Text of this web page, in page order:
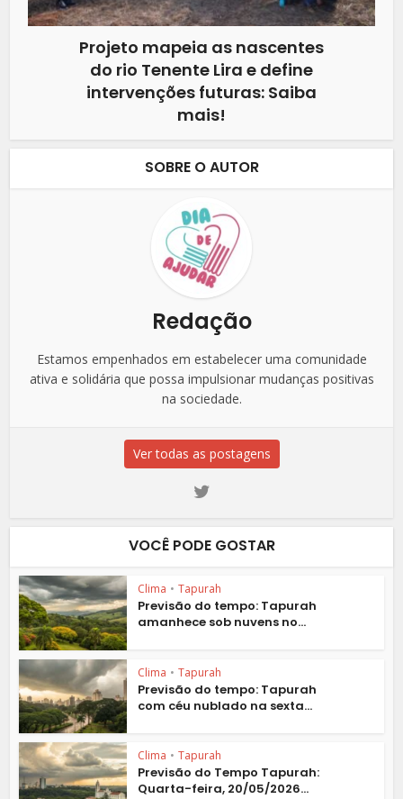
Projeto mapeia as nascentes
do rio Tenente Lira e define
intervenções futuras: Saiba
mais!
SOBRE O AUTOR
Redação
Estamos empenhados em estabelecer uma comunidade
ativa e solidária que possa impulsionar mudanças positivas
na sociedade.
Ver todas as postagens
VOCÊ PODE GOSTAR
Clima • Tapurah
Previsão do tempo: Tapurah
amanhece sob nuvens no...
Clima • Tapurah
Previsão do tempo: Tapurah
com céu nublado na sexta...
Clima • Tapurah
Previsão do Tempo Tapurah:
Quarta-feira, 20/05/2026...